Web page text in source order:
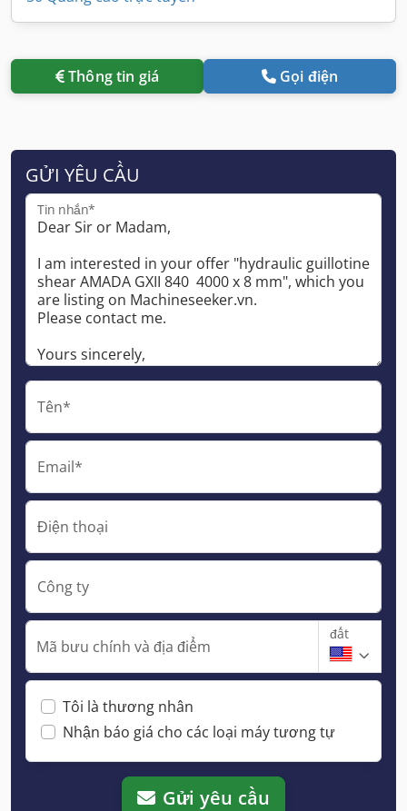
Thông tin giá Gọi điện
GỬI YÊU CẦU
Tin nhắn*
Tên*
Email*
Điện thoại
Công ty
Mã bưu chính và địa điểm
đất
Tôi là thương nhân
Nhận báo giá cho các loại máy tương tự
Gửi yêu cầu